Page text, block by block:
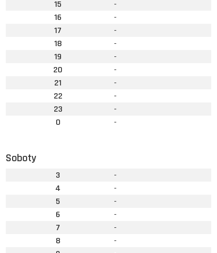
15
-
16
-
17
-
18
-
19
-
20
-
21
-
22
-
23
-
0
-
Soboty
3
-
4
-
5
-
6
-
7
-
8
-